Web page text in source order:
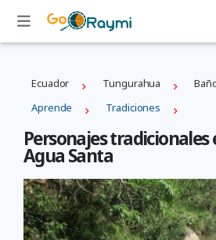
Ecuador Tungurahua
Aprende
Tradiciones
Personajes tradicionales
Agua Santa